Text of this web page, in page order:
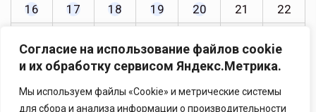
Согласие на использование файлов cookie
и их обработку сервисом Яндекс.Метрика.
Мы используем файлы «Cookie» и метрические системы
для сбора и анализа информации о производительности
16
17 18 19 20 21
22
30
« Авг Окт »